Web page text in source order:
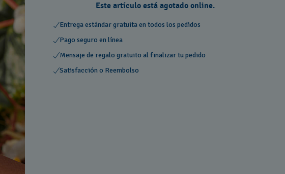
Este artículo está agotado online.
Entrega estándar gratuita en todos los pedidos
Pago seguro en línea
Mensaje de regalo gratuito al finalizar tu pedido
Satisfacción o Reembolso